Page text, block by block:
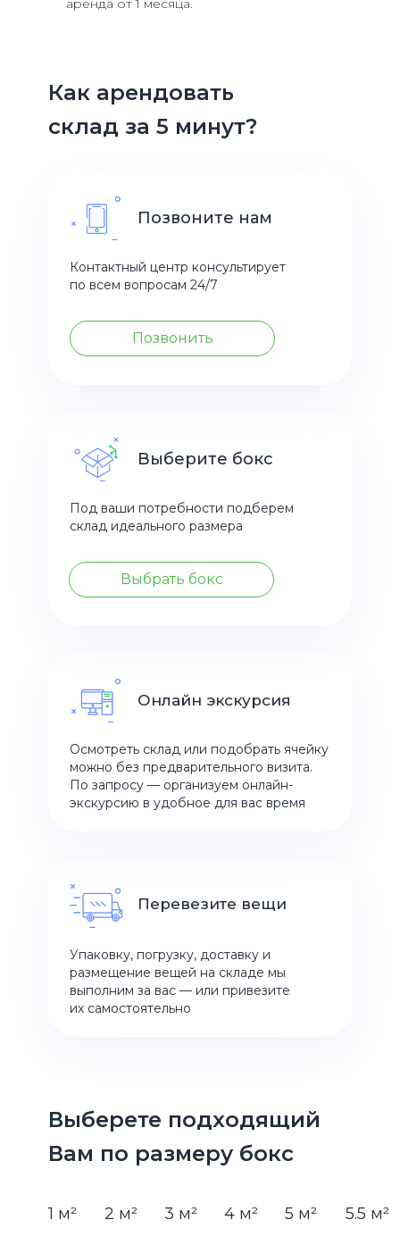
аренда от 1 месяца.
Перевезите вещи
Упаковку, погрузку, доставку и
размещение вещей на складе мы
выполним за вас — или привезите
их самостоятельно
Онлайн экскурсия
Осмотреть склад или подобрать ячейку
можно без предварительного визита.
По запросу — организуем онлайн-
экскурсию в удобное для вас время
Выберите бокс
Под ваши потребности подберем
склад идеального размера
Выбрать бокс
Позвоните нам
Контактный центр консультирует
по всем вопросам 24/7
Позвонить
Как арендовать
склад за 5 минут?
Выберете подходящий
Вам по размеру бокс
1 м² 2 м² 3 м² 4 м² 5 м² 5.5 м²